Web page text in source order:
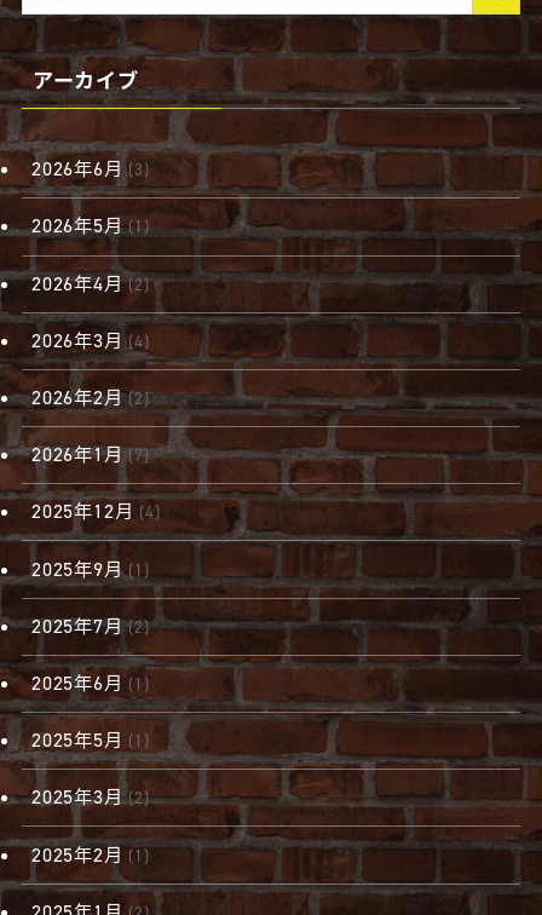
アーカイブ
2026年6月 (3)
2026年5月(1)
2026年4月(2)
2026年3月 (4)
2026年2月(2)
2026年1月(7)
2025年12月 (4)
2025年9月(1)
2025年7月(2)
2025年6月 (1)
2025年5月 (1)
2025年3月(2)
2025年2月 (1)